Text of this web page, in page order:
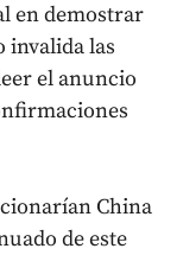
en demostrar
invalida las
el anuncio
China
de este